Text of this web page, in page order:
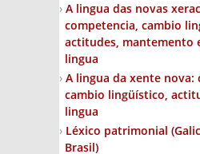
A lingua das novas
competencia, cambio
actitudes, mantemento
lingua
A lingua da xente nova:
cambio lingüístico,
lingua
Léxico patrimonial
Brasil)